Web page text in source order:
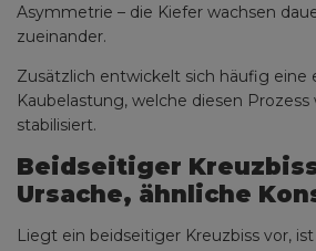
Asymmetrie – die Kiefer wachsen
zueinander.
Zusätzlich entwickelt sich häufig eine
Kaubelastung, welche diesen
stabilisiert.
Beidseitiger
Ursache, ähnliche
Liegt ein beidseitiger Kreuzbiss vor,